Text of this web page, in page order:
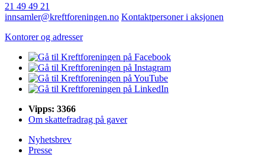
21 49 49 21
innsamler@kreftforeningen.no Kontaktpersoner i aksjonen
Kontorer og adresser
Vipps: 3366
Om skattefradrag på gaver
Nyhetsbrev
Presse